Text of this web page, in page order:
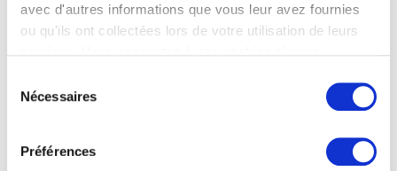
avec d'autres informations que vous leur avez fournies
ou qu'ils ont collectées lors de votre utilisation de leurs
Nécessaires
Préférences
chercher. »
Ne manquez pas cette chance unique d’intégrer